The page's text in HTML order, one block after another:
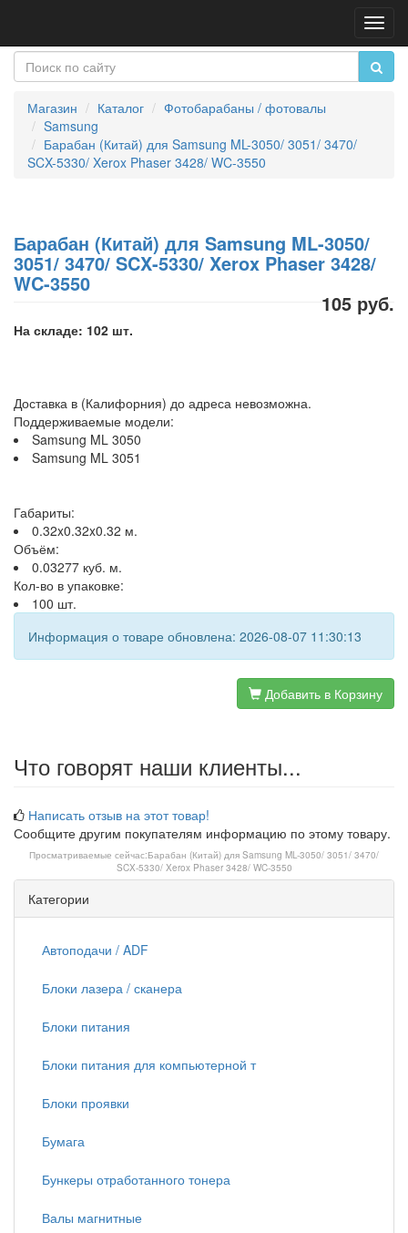
Магазин Каталог
Фотобарабаны / фотовалы
Samsung
Барабан (Китай) для Samsung ML-3050/ 3051/ 3470/
SCX-5330/ Xerox Phaser 3428/ WC-3550
Барабан (Китай) для Samsung ML-3050/
3051/ 3470/ SCX-5330/ Xerox Phaser 3428/
WC-3550
105 руб.
На складе: 102 шт.
Доставка в (Калифорния) до адреса невозможна.
Поддерживаемые модели:
Samsung ML 3050
Samsung ML 3051
Габариты:
0.32x0.32x0.32 м.
Объём:
0.03277 куб. м.
Кол-во в упаковке:
100 шт.
Информация о товаре обновлена: 2026-08-07 11:30:13
Добавить в Корзину
Что говорят наши клиенты...
Написать отзыв на этот товар!
Сообщите другим покупателям информацию по этому товару.
Просматриваемые сейчас:Барабан (Китай) для Samsung ML-3050/ 3051/ 3470/
SCX-5330/ Xerox Phaser 3428/ WC-3550
Категории
Автоподачи / ADF
Блоки лазера / сканера
Блоки питания
Блоки питания для компьютерной т
Блоки проявки
Бумага
Бункеры отработанного тонера
Валы магнитные